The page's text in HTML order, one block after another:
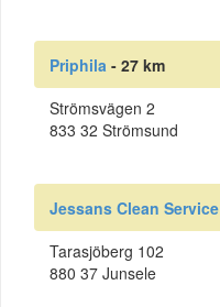
Priphila - 27 km
Strömsvägen 2
833 32 Strömsund
Jessans Clean Service
Tarasjöberg 102
880 37 Junsele